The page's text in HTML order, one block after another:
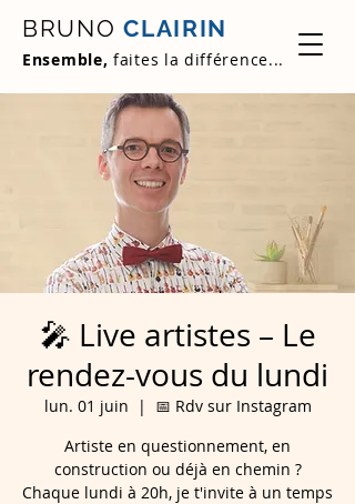
BRUNO CLAIRIN
Ensemble, faites la différence...
🎤 Live artistes – Le
rendez-vous du lundi
lun. 01 juin
  |
📅 Rdv sur Instagram
Artiste en questionnement, en
construction ou déjà en chemin ?
Chaque lundi à 20h, je t'invite à un temps